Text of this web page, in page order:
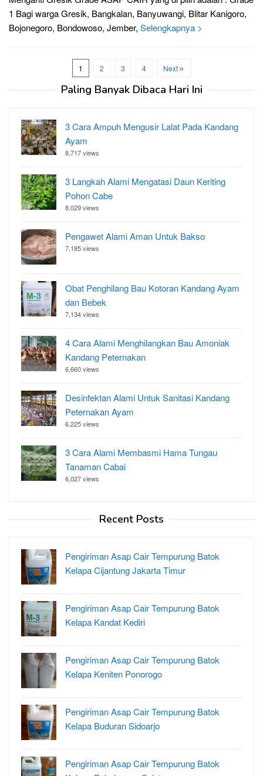
1 Bagi warga Gresik, Bangkalan, Banyuwangi, Blitar Kanigoro,
Bojonegoro, Bondowoso, Jember, Selengkapnya >
1 2 3 4 Next
Paling Banyak Dibaca Hari Ini
3 Cara Ampuh Mengusir Lalat Pada Kandang
Ayam
8,717 views
3 Langkah Alami Mengatasi Daun Keriting
Pohon Cabe
8,029 views
Pengawet Alami Aman Untuk Bakso
7,185 views
Obat Penghilang Bau Kotoran Kandang Ayam
dan Bebek
7,134 views
4 Cara Alami Menghilangkan Bau Amoniak
Kandang Peternakan
6,660 views
Desinfektan Alami Untuk Sanitasi Kandang
Peternakan Ayam
6,225 views
3 Cara Alami Membasmi Hama Tungau
Tanaman Cabai
6,027 views
Recent Posts
Pengiriman Asap Cair Tempurung Batok
Kelapa Cijantung Jakarta Timur
Pengiriman Asap Cair Tempurung Batok
Kelapa Kandat Kediri
Pengiriman Asap Cair Tempurung Batok
Kelapa Keniten Ponorogo
Pengiriman Asap Cair Tempurung Batok
Kelapa Buduran Sidoarjo
Pengiriman Asap Cair Tempurung Batok